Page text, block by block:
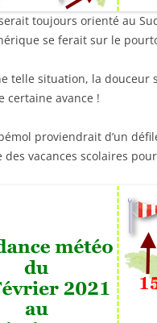
toujours orienté au
se ferait sur le
telle situation, la
certaine avance !
proviendrait d’un
des vacances scolaires